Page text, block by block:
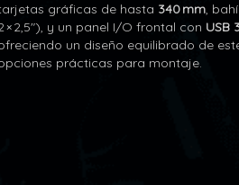
gráficas de hasta 340 mm,
× 2,5″), y un panel I/O frontal con USB
un diseño equilibrado de
prácticas para montaje.